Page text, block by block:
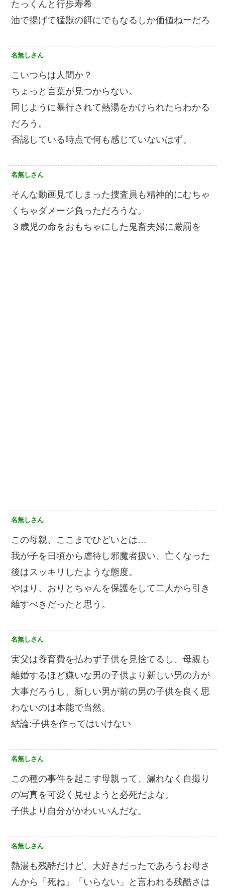
たっくんと行歩寿希
油で揚げて猛獣の餌にでもなるしか価値ねーだろ
名無しさん
こいつらは人間か？
ちょっと言葉が見つからない。
同じように暴行されて熱湯をかけられたらわかる
だろう。
否認している時点で何も感じていないはず。
名無しさん
そんな動画見てしまった捜査員も精神的にむちゃ
くちゃダメージ負っただろうな。
３歳児の命をおもちゃにした鬼畜夫婦に厳罰を
名無しさん
この母親、ここまでひどいとは…
我が子を日頃から虐待し邪魔者扱い、亡くなった
後はスッキリしたような態度。
やはり、おりとちゃんを保護をして二人から引き
離すべきだったと思う。
名無しさん
実父は養育費を払わず子供を見捨てるし、母親も
離婚するほど嫌いな男の子供より新しい男の方が
大事だろうし、新しい男が前の男の子供を良く思
わないのは本能で当然。
結論:子供を作ってはいけない
名無しさん
この種の事件を起こす母親って、漏れなく自撮り
の写真を可愛く見せようと必死だよな。
子供より自分がかわいいんだな。
名無しさん
熱湯も残酷だけど、大好きだったであろうお母さ
んから「死ね」「いらない」と言われる残酷さは